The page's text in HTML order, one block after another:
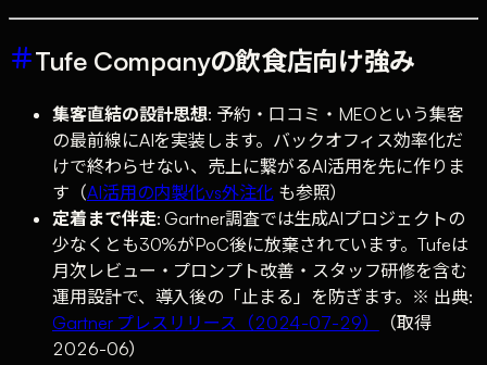
Tufe Companyの飲食店向け強み
集客直結の設計思想: 予約・口コミ・MEOという集客
の最前線にAIを実装します。バックオフィス効率化だ
けで終わらせない、売上に繋がるAI活用を先に作りま
す（AI活用の内製化vs外注化 も参照）
定着まで伴走: Gartner調査では生成AIプロジェクトの
少なくとも30%がPoC後に放棄されています。Tufeは
月次レビュー・プロンプト改善・スタッフ研修を含む
運用設計で、導入後の「止まる」を防ぎます。※ 出典:
Gartner プレスリリース（2024-07-29）
（取得
2026-06）